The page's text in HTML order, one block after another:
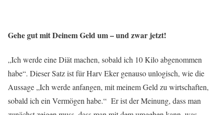
Gehe gut mit Deinem Geld um – und zwar jetzt!
„Ich werde eine Diät machen, sobald ich 10 Kilo abgenommen
habe“. Dieser Satz ist für Harv Eker genauso unlogisch, wie die
Aussage „Ich werde anfangen, mit meinem Geld zu wirtschaften,
sobald ich ein Vermögen habe.“ Er ist der Meinung, dass man